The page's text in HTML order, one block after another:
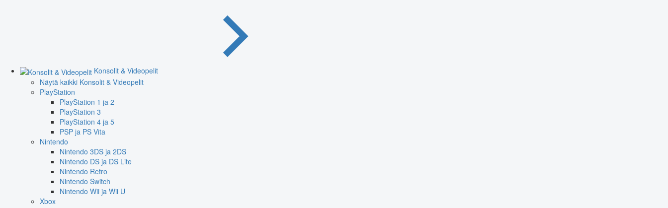
Konsolit & Videopelit
Näytä kaikki Konsolit & Videopelit
PlayStation
PlayStation 1 ja 2
PlayStation 3
PlayStation 4 ja 5
PSP ja PS Vita
Nintendo
Nintendo 3DS ja 2DS
Nintendo DS ja DS Lite
Nintendo Retro
Nintendo Switch
Nintendo Wii ja Wii U
Xbox